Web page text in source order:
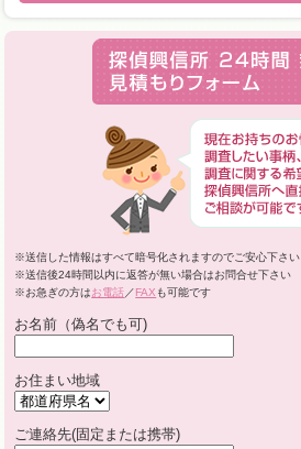
※送信した情報はすべて暗号化されますのでご安心下さい
※送信後24時間以内に返答が無い場合はお問合せ下さい
※お急ぎの方はお電話／ FAX も可能です
お名前（偽名でも可)
お住まい地域
ご連絡先(固定または携帯)